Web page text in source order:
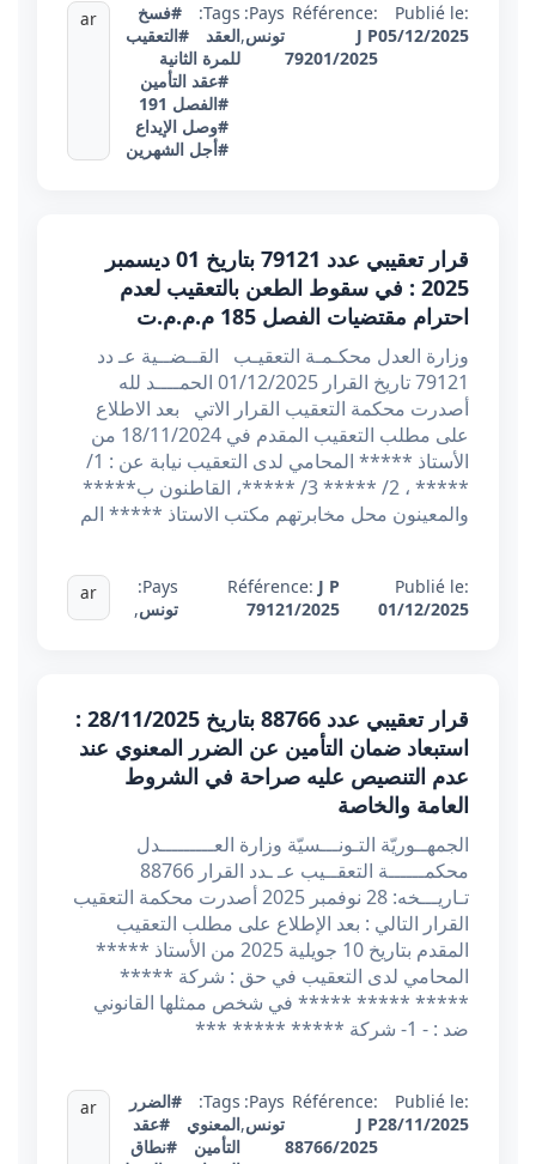
Publié le:
05/12/2025
Référence:
J P
79201/2025
Pays:
تونس,
Tags:
#فسخ
العقد
#التعقيب
للمرة الثانية
#عقد التأمين
#الفصل 191
#وصل الإيداع
#أجل الشهرين
ar
قرار تعقيبي عدد 79121 بتاريخ 01 ديسمبر
2025 : في سقوط الطعن بالتعقيب لعدم
احترام مقتضيات الفصل 185 م.م.م.ت
وزارة العدل محكـمـة التعقيـب القــضــية عـ دد
79121 تاريخ القرار 01/12/2025 الحمــــد لله
أصدرت محكمة التعقيب القرار الاتي بعد الاطلاع
على مطلب التعقيب المقدم في 18/11/2024 من
الأستاذ ***** المحامي لدى التعقيب نيابة عن : 1/
***** ، 2/ ***** 3/ *****، القاطنون ب*****
والمعينون محل مخابرتهم مكتب الاستاذ ***** الم
Publié le:
01/12/2025
Référence: J P
79121/2025
Pays:
تونس,
ar
قرار تعقيبي عدد 88766 بتاريخ 28/11/2025 :
استبعاد ضمان التأمين عن الضرر المعنوي عند
عدم التنصيص عليه صراحة في الشروط
العامة والخاصة
الجمهــوريّة التـونـــسيّة وزارة العـــــــــدل
محكمــــــة التعقــيب عـ ـدد القرار 88766
تـاريـــخه: 28 نوفمبر 2025 أصدرت محكمة التعقيب
القرار التالي : بعد الإطلاع على مطلب التعقيب
المقدم بتاريخ 10 جويلية 2025 من الأستاذ *****
المحامي لدى التعقيب في حق : شركة *****
***** ***** ***** في شخص ممثلها القانوني
ضد : - 1- شركة ***** ***** ***
Publié le:
28/11/2025
Référence:
J P
88766/2025
Pays:
تونس,
Tags:
#الضرر
المعنوي
#عقد
التأمين
#نطاق
ar